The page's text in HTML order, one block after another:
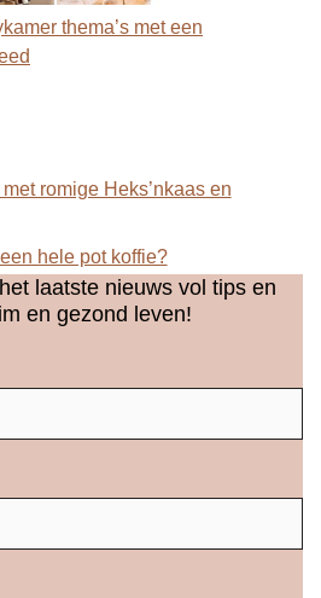
thema’s met een
romige Heks’nkaas en
hele pot koffie?
laatste nieuws vol tips en
en gezond leven!